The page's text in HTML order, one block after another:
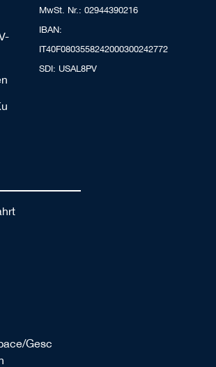
MwSt. Nr.: 02944390216
IBAN:
IT40F0803558242000300242772
SDI: USAL8PV
Gesc